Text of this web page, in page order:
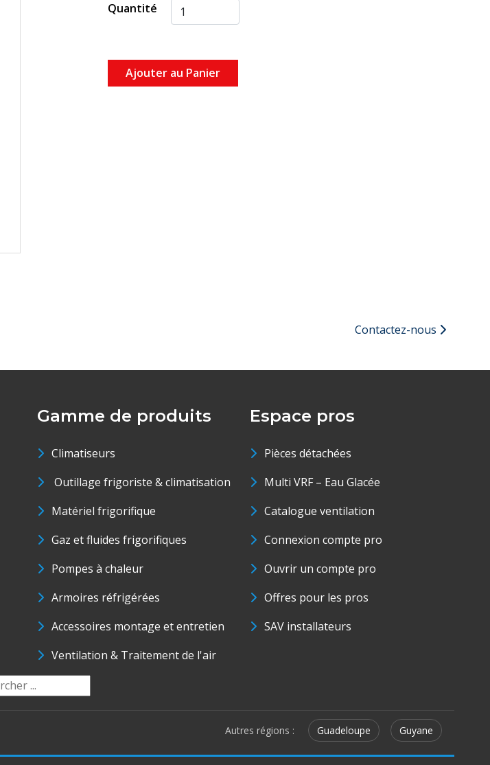
Quantité
Ajouter au Panier
Contactez-nous
Gamme de produits
Climatiseurs
Outillage frigoriste & climatisation
Matériel frigorifique
Gaz et fluides frigorifiques
Pompes à chaleur
Armoires réfrigérées
Accessoires montage et entretien
Ventilation & Traitement de l'air
Espace pros
Pièces détachées
Multi VRF – Eau Glacée
Catalogue ventilation
Connexion compte pro
Ouvrir un compte pro
Offres pour les pros
SAV installateurs
Autres régions : Guadeloupe Guyane